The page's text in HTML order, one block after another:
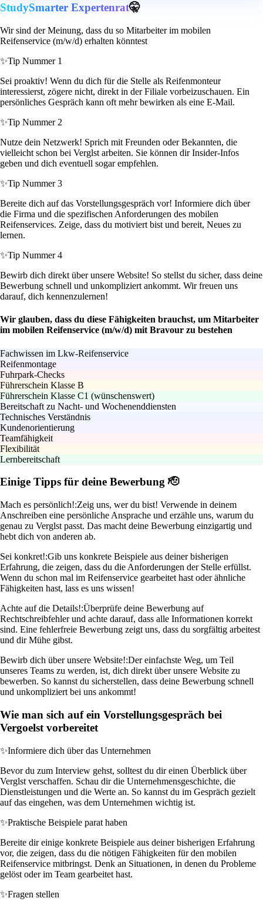
StudySmarter Expertenrat🤫
Wir sind der Meinung, dass du so Mitarbeiter im mobilen
Reifenservice (m/w/d) erhalten könntest
✨Tip Nummer 1
Sei proaktiv! Wenn du dich für die Stelle als Reifenmonteur
interessierst, zögere nicht, direkt in der Filiale vorbeizuschauen. Ein
persönliches Gespräch kann oft mehr bewirken als eine E-Mail.
✨Tip Nummer 2
Nutze dein Netzwerk! Sprich mit Freunden oder Bekannten, die
vielleicht schon bei Verglst arbeiten. Sie können dir Insider-Infos
geben und dich eventuell sogar empfehlen.
✨Tip Nummer 3
Bereite dich auf das Vorstellungsgespräch vor! Informiere dich über
die Firma und die spezifischen Anforderungen des mobilen
Reifenservices. Zeige, dass du motiviert bist und bereit, Neues zu
lernen.
✨Tip Nummer 4
Bewirb dich direkt über unsere Website! So stellst du sicher, dass deine
Bewerbung schnell und unkompliziert ankommt. Wir freuen uns
darauf, dich kennenzulernen!
Wir glauben, dass du diese Fähigkeiten brauchst, um Mitarbeiter
im mobilen Reifenservice (m/w/d) mit Bravour zu bestehen
Fachwissen im Lkw-Reifenservice
Reifenmontage
Fuhrpark-Checks
Führerschein Klasse B
Führerschein Klasse C1 (wünschenswert)
Bereitschaft zu Nacht- und Wochenenddiensten
Technisches Verständnis
Kundenorientierung
Teamfähigkeit
Flexibilität
Lernbereitschaft
Einige Tipps für deine Bewerbung 🫡
Mach es persönlich!:Zeig uns, wer du bist! Verwende in deinem
Anschreiben eine persönliche Ansprache und erzähle uns, warum du
genau zu Verglst passt. Das macht deine Bewerbung einzigartig und
hebt dich von anderen ab.
Sei konkret!:Gib uns konkrete Beispiele aus deiner bisherigen
Erfahrung, die zeigen, dass du die Anforderungen der Stelle erfüllst.
Wenn du schon mal im Reifenservice gearbeitet hast oder ähnliche
Fähigkeiten hast, lass es uns wissen!
Achte auf die Details!:Überprüfe deine Bewerbung auf
Rechtschreibfehler und achte darauf, dass alle Informationen korrekt
sind. Eine fehlerfreie Bewerbung zeigt uns, dass du sorgfältig arbeitest
und dir Mühe gibst.
Bewirb dich über unsere Website!:Der einfachste Weg, um Teil
unseres Teams zu werden, ist, dich direkt über unsere Website zu
bewerben. So kannst du sicherstellen, dass deine Bewerbung schnell
und unkompliziert bei uns ankommt!
Wie man sich auf ein Vorstellungsgespräch bei
Vergoelst vorbereitet
✨Informiere dich über das Unternehmen
Bevor du zum Interview gehst, solltest du dir einen Überblick über
Verglst verschaffen. Schau dir die Unternehmensgeschichte, die
Dienstleistungen und die Werte an. So kannst du im Gespräch gezielt
auf das eingehen, was dem Unternehmen wichtig ist.
✨Praktische Beispiele parat haben
Bereite dir einige konkrete Beispiele aus deiner bisherigen Erfahrung
vor, die zeigen, dass du die nötigen Fähigkeiten für den mobilen
Reifenservice mitbringst. Denk an Situationen, in denen du Probleme
gelöst oder im Team gearbeitet hast.
✨Fragen stellen